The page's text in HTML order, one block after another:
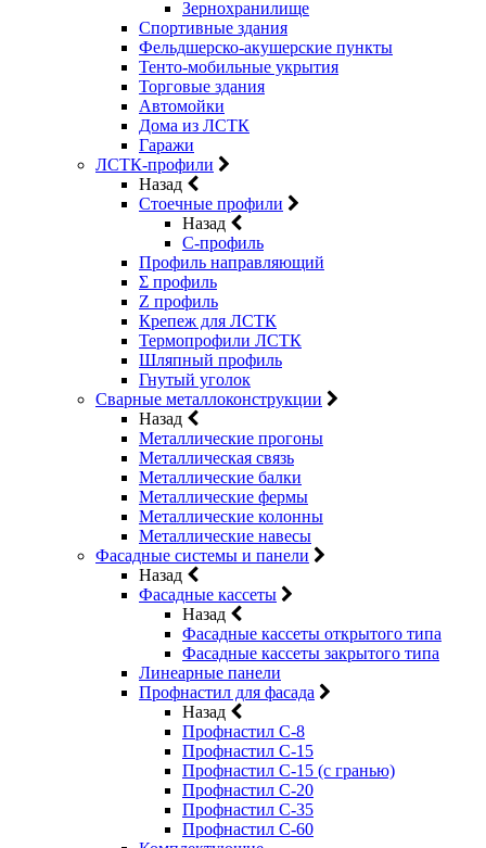
Зернохранилище
Спортивные здания
Фельдшерско-акушерские пункты
Тенто-мобильные укрытия
Торговые здания
Автомойки
Дома из ЛСТК
Гаражи
ЛСТК-профили
Назад
Стоечные профили
Назад
C-профиль
Профиль направляющий
Σ профиль
Z профиль
Крепеж для ЛСТК
Термопрофили ЛСТК
Шляпный профиль
Гнутый уголок
Сварные металлоконструкции
Назад
Металлические прогоны
Металлическая связь
Металлические балки
Металлические фермы
Металлические колонны
Металлические навесы
Фасадные системы и панели
Назад
Фасадные кассеты
Назад
Фасадные кассеты открытого типа
Фасадные кассеты закрытого типа
Линеарные панели
Профнастил для фасада
Назад
Профнастил С-8
Профнастил С-15
Профнастил С-15 (с гранью)
Профнастил С-20
Профнастил С-35
Профнастил С-60